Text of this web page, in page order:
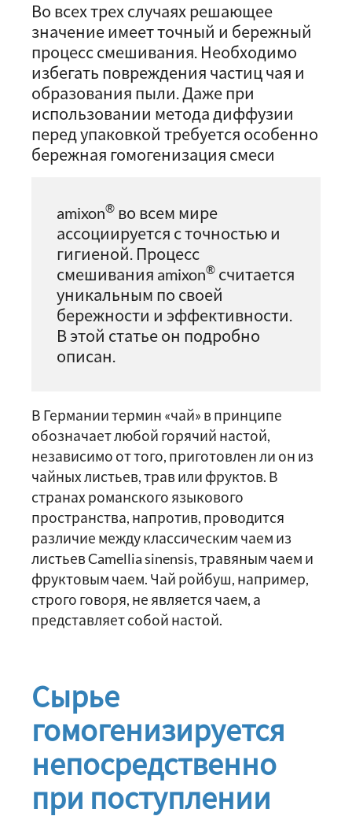
Во всех трех случаях решающее
значение имеет точный и бережный
процесс смешивания. Необходимо
избегать повреждения частиц чая и
образования пыли. Даже при
использовании метода диффузии
перед упаковкой требуется особенно
бережная гомогенизация смеси
amixon® во всем мире
ассоциируется с точностью и
гигиеной. Процесс
смешивания amixon® считается
уникальным по своей
бережности и эффективности.
В этой статье он подробно
описан.
В Германии термин «чай» в принципе
обозначает любой горячий настой,
независимо от того, приготовлен ли он из
чайных листьев, трав или фруктов. В
странах романского языкового
пространства, напротив, проводится
различие между классическим чаем из
листьев Camellia sinensis, травяным чаем и
фруктовым чаем. Чай ройбуш, например,
строго говоря, не является чаем, а
представляет собой настой.
Сырье
гомогенизируется
непосредственно
при поступлении